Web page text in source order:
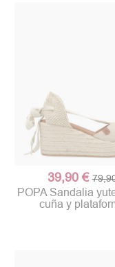
39,90 €
POPA Sandalia
cuña y